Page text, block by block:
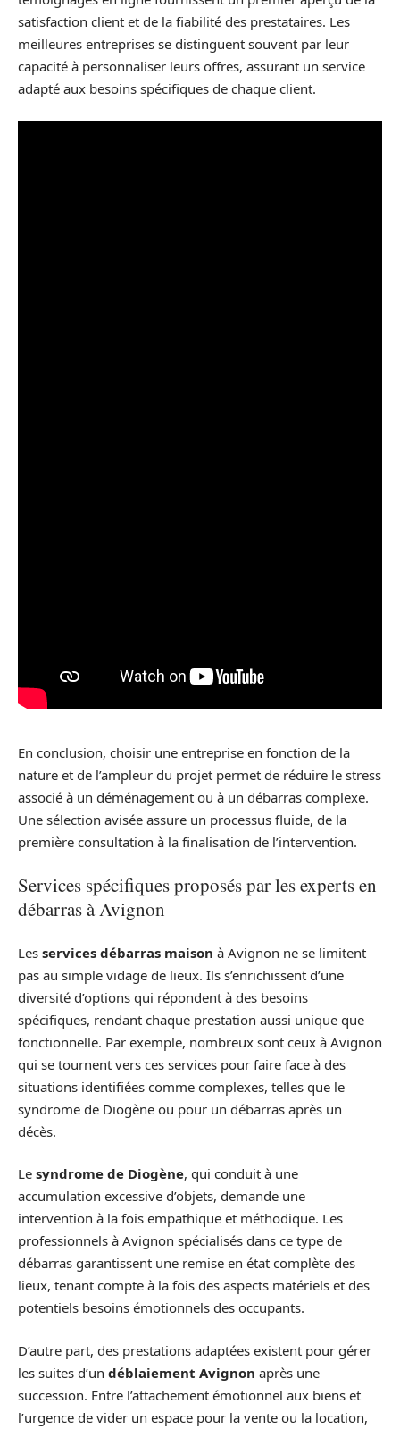
satisfaction client et de la fiabilité des prestataires. Les
meilleures entreprises se distinguent souvent par leur
capacité à personnaliser leurs offres, assurant un service
adapté aux besoins spécifiques de chaque client.
En conclusion, choisir une entreprise en fonction de la
nature et de l’ampleur du projet permet de réduire le stress
associé à un déménagement ou à un débarras complexe.
Une sélection avisée assure un processus fluide, de la
première consultation à la finalisation de l’intervention.
Services spécifiques proposés par les experts en
débarras à Avignon
Les services débarras maison à Avignon ne se limitent
pas au simple vidage de lieux. Ils s’enrichissent d’une
diversité d’options qui répondent à des besoins
spécifiques, rendant chaque prestation aussi unique que
fonctionnelle. Par exemple, nombreux sont ceux à Avignon
qui se tournent vers ces services pour faire face à des
situations identifiées comme complexes, telles que le
syndrome de Diogène ou pour un débarras après un
décès.
Le syndrome de Diogène, qui conduit à une
accumulation excessive d’objets, demande une
intervention à la fois empathique et méthodique. Les
professionnels à Avignon spécialisés dans ce type de
débarras garantissent une remise en état complète des
lieux, tenant compte à la fois des aspects matériels et des
potentiels besoins émotionnels des occupants.
D’autre part, des prestations adaptées existent pour gérer
les suites d’un déblaiement Avignon après une
succession. Entre l’attachement émotionnel aux biens et
l’urgence de vider un espace pour la vente ou la location,